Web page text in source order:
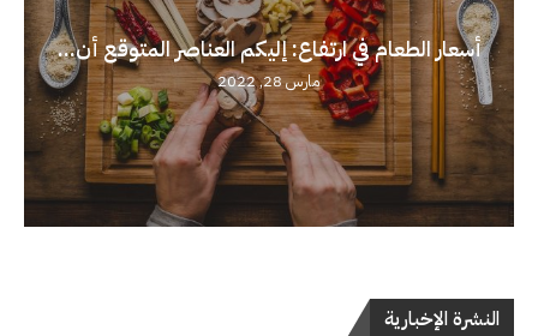
أسعار الطعام في ارتفاع: إليكم العناصر المتوقع أن...
مارس 28, 2022
النشرة الإخبارية